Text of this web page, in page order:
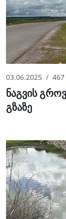
03.06.2025 467
ნაგვის
გზაზე